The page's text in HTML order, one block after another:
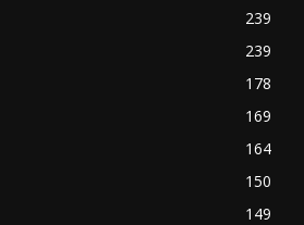
239
239
178
169
164
150
149